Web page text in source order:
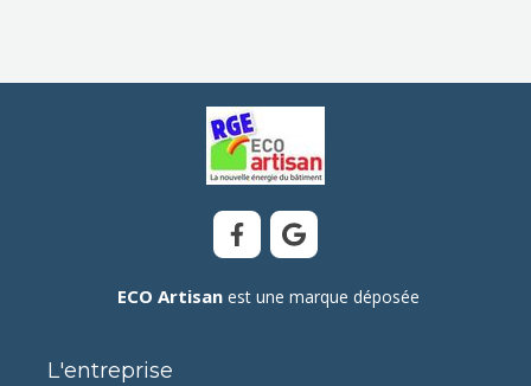
ECO Artisanest une marque déposée
L'entreprise